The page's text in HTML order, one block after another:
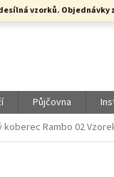
vzorků. Objednávky
Půjčovna
koberec Rambo 02